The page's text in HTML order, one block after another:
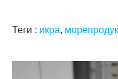
Теги : икра,